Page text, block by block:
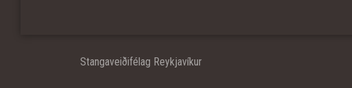
Stangaveiðifélag Reykjavíkur